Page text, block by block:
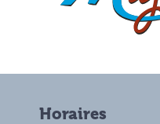
Horaires